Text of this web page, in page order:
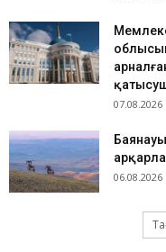
07.08.2026
06.08.2026